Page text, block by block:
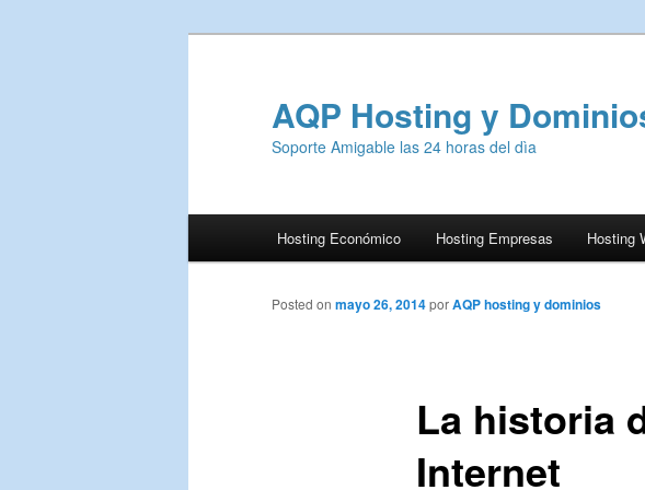
AQP Hosting y
Soporte Amigable las 24 horas del dìa
Ir
al
Hosting Económico Hosting Empresas Hosting
La historia
Internet
Posted on mayo 26, 2014porAQP hosting y dominios